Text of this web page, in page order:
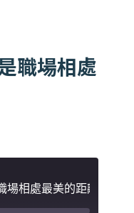
職場相處
相處最美的距離?